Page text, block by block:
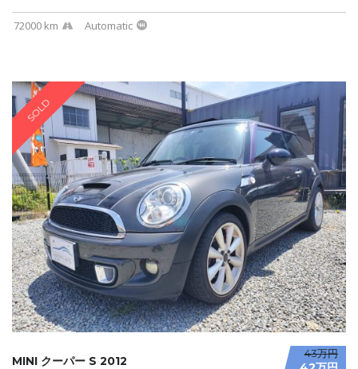
72000 km Automatic
SOLD
43万円
MINI クーパー S 2012